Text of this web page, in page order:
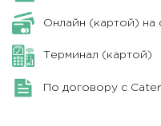
Онлайн (картой) на
Терминал (картой)
По договору с